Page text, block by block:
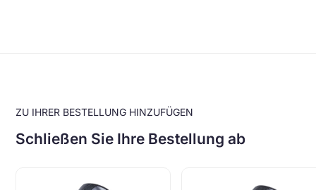
ZU IHRER BESTELLUNG HINZUFÜGEN
Schließen Sie Ihre Bestellung ab